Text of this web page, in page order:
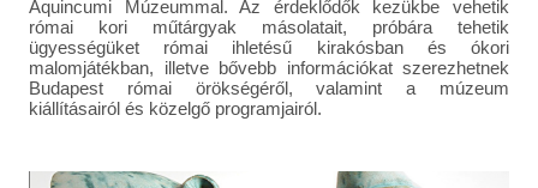
Aquincumi Múzeummal. Az érdeklődők kezükbe vehetik
római kori műtárgyak másolatait, próbára tehetik
ügyességüket római ihletésű kirakósban és ókori
malomjátékban, illetve bővebb információkat szerezhetnek
Budapest római örökségéről, valamint a múzeum
kiállításairól és közelgő programjairól.